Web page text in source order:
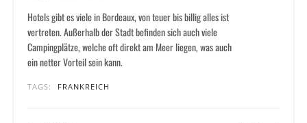
Hotels gibt es viele in Bordeaux, von teuer bis billig alles ist
vertreten. Außerhalb der Stadt befinden sich auch viele
Campingplätze, welche oft direkt am Meer liegen, was auch
ein netter Vorteil sein kann.
TAGS: FRANKREICH